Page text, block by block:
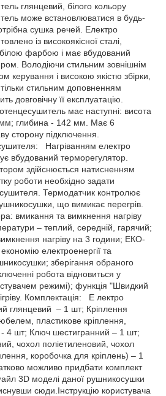
глянцевий, білого кольору
може встановлюватися в будь-
сушка речей. Електро
із високоякісної сталі,
фарбою і має вбудований
Володіючи стильним зовнішнім
керування і високою якістю збірки,
стильним доповненням
довговічну її експлуатацію.
має наступні: висота
глибина - 142 мм. Має 6
сторону підключення.
Нагріванням електро
вбудований терморегулятор.
здійснюється натисненням
роботи необхідно задати
Термодатчик контролює
що вимикає перегрів.
вмикання та вимкнення нагріву
– теплий, середній, гарячий;
нагріву на 3 години; ЕКО-
електроенергії та
зберігання обраного
робота відновиться у
режимі); функція "Швидкий
Комплектація: Е лектро
глянцевий – 1 шт; Кріплення
пластикове кріплення,
- 4 шт; Ключ шестигранний – 1 шт;
чохол поліетиленовий, чохол
коробочка для кріплень) – 1
можливо придбати комплект
3D моделі даної рушникосушки
сюди.Інструкцію користувача